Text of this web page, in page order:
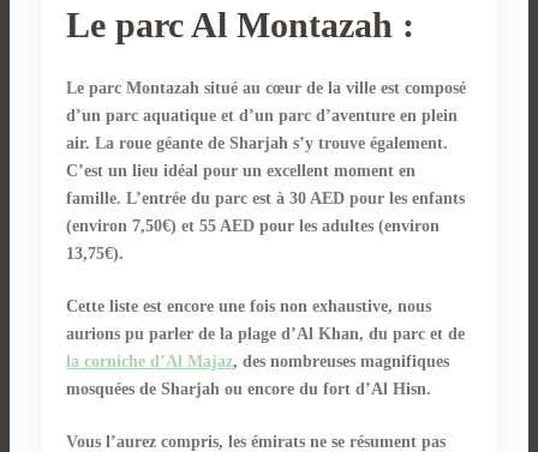
Le parc Al Montazah :
Le parc Montazah situé au cœur de la ville est composé
d’un parc aquatique et d’un parc d’aventure en plein
air. La roue géante de Sharjah s’y trouve également.
C’est un lieu idéal pour un excellent moment en
famille. L’entrée du parc est à 30 AED pour les enfants
(environ 7,50€) et 55 AED pour les adultes (environ
13,75€).
Cette liste est encore une fois non exhaustive, nous
aurions pu parler de la plage d’Al Khan, du parc et de
la corniche d’Al Majaz, des nombreuses magnifiques
mosquées de Sharjah ou encore du fort d’Al Hisn.
Vous l’aurez compris, les émirats ne se résument pas